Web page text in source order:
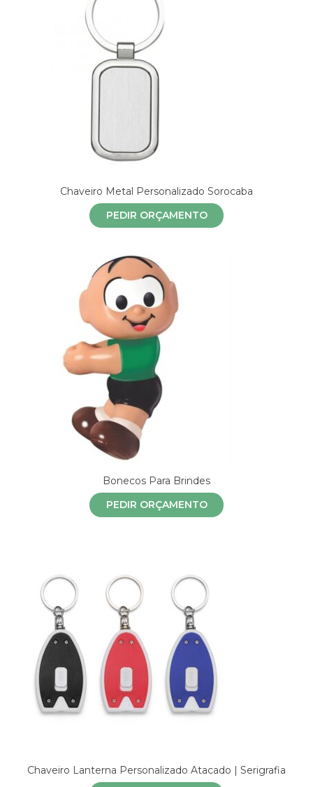
Chaveiro Metal Personalizado Sorocaba
PEDIR ORÇAMENTO
Bonecos Para Brindes
PEDIR ORÇAMENTO
Chaveiro Lanterna Personalizado Atacado | Serigrafia